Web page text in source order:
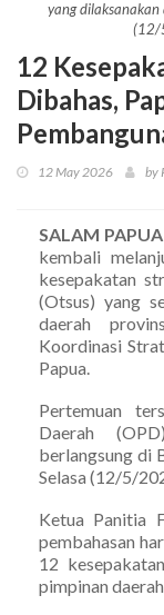
yang dilaksanakan
(12/
12
Dibahas,
12 May 2026 by
SALAM
kembali
kesepakatan
(Otsus) yang
daerah
Koordinasi
Papua.
Pertemuan
Daerah
berlangsung di
Selasa (12/5/
Ketua Panitia
pembahasan
12
pimpinan daerah